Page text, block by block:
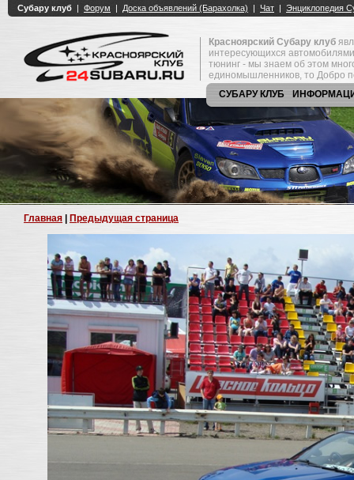
Красноярский Субару клуб
интересующихся
тюнинг - мы знаем об этом
единомышленников, то Добро
СУБАРУ КЛУБ
Главная Предыдущая страница